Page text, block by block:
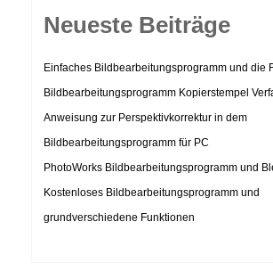
Neueste Beiträge
Einfaches Bildbearbeitungsprogramm und die
Bildbearbeitungsprogramm Kopierstempel
Anweisung zur Perspektivkorrektur in dem
Bildbearbeitungsprogramm für PC
PhotoWorks Bildbearbeitungsprogramm und
Kostenloses Bildbearbeitungsprogramm und
grundverschiedene Funktionen